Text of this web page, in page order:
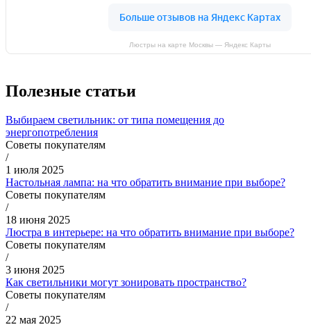
Люстры на карте Москвы — Яндекс Карты
Полезные статьи
Выбираем светильник: от типа помещения до
энергопотребления
Советы покупателям
/
1 июля 2025
Настольная лампа: на что обратить внимание при выборе?
Советы покупателям
/
18 июня 2025
Люстра в интерьере: на что обратить внимание при выборе?
Советы покупателям
/
3 июня 2025
Как светильники могут зонировать пространство?
Советы покупателям
/
22 мая 2025